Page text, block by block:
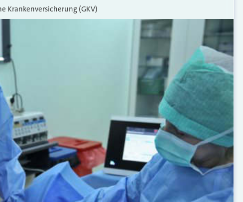
Krankenversicherung (GKV)